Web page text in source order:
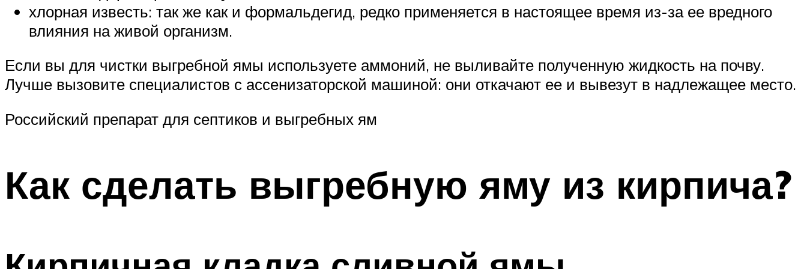
хлорная известь: так же как и формальдегид, редко применяется в настоящее время из-за ее вредного
влияния на живой организм.
Если вы для чистки выгребной ямы используете аммоний, не выливайте полученную жидкость на почву.
Лучше вызовите специалистов с ассенизаторской машиной: они откачают ее и вывезут в надлежащее место.
Российский препарат для септиков и выгребных ям
Как сделать выгребную яму из кирпича?